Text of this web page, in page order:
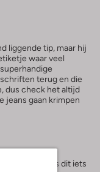
liggende tip, maar hij
waar veel
terug en die
dus check het altijd
jeans gaan krimpen
wassen dan is dit iets